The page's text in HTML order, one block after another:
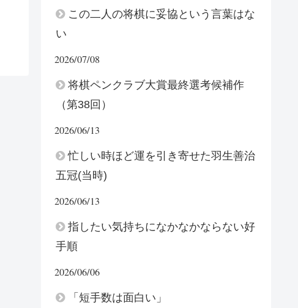
この二人の将棋に妥協という言葉はな
い
2026/07/08
将棋ペンクラブ大賞最終選考候補作
（第38回）
2026/06/13
忙しい時ほど運を引き寄せた羽生善治
五冠(当時)
2026/06/13
指したい気持ちになかなかならない好
手順
2026/06/06
「短手数は面白い」